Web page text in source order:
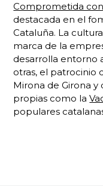
Comprometida
destacada en el
Cataluña. La
marca de la
desarrolla entorno
otras, el patrocinio
Mirona de Girona y
propias como la
populares